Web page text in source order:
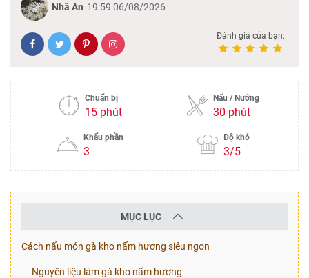
Nhã An 19:59 06/08/2026
Đánh giá của bạn:
Chuẩn bị
15 phút
Nấu / Nướng
30 phút
Khẩu phần
3
Độ khó
3/5
MỤC LỤC
Cách nấu món gà kho nấm hương siêu ngon
Nguyên liệu làm gà kho nấm hương